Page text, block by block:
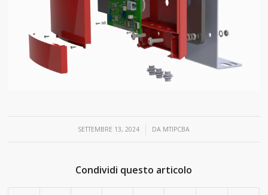
SETTEMBRE 13, 2024
/ DA MTIPCBA
Condividi questo articolo